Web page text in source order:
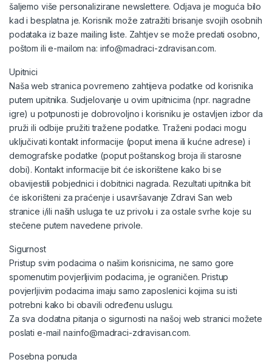
šaljemo više personalizirane newslettere. Odjava je moguća bilo
kad i besplatna je. Korisnik može zatražiti brisanje svojih osobnih
podataka iz baze mailing liste. Zahtjev se može predati osobno,
poštom ili e-mailom na: info@madraci-zdravisan.com.
Upitnici
Naša web stranica povremeno zahtijeva podatke od korisnika
putem upitnika. Sudjelovanje u ovim upitnicima (npr. nagradne
igre) u potpunosti je dobrovoljno i korisniku je ostavljen izbor da
pruži ili odbije pružiti tražene podatke. Traženi podaci mogu
uključivati kontakt informacije (poput imena ili kućne adrese) i
demografske podatke (poput poštanskog broja ili starosne
dobi). Kontakt informacije bit će iskorištene kako bi se
obavijestili pobjednici i dobitnici nagrada. Rezultati upitnika bit
će iskorišteni za praćenje i usavršavanje Zdravi San web
stranice i/ili naših usluga te uz privolu i za ostale svrhe koje su
stečene putem navedene privole.
Sigurnost
Pristup svim podacima o našim korisnicima, ne samo gore
spomenutim povjerljivim podacima, je ograničen. Pristup
povjerljivim podacima imaju samo zaposlenici kojima su isti
potrebni kako bi obavili određenu uslugu.
Za sva dodatna pitanja o sigurnosti na našoj web stranici možete
poslati e-mail na:info@madraci-zdravisan.com.
Posebna ponuda